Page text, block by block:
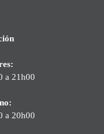
a 21h00
a 20h00